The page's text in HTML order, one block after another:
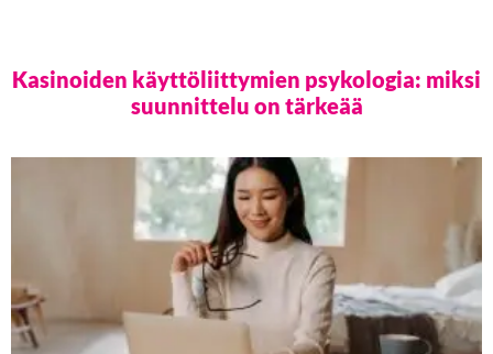
Kasinoiden käyttöliittymien psykologia: miksi
suunnittelu on tärkeää